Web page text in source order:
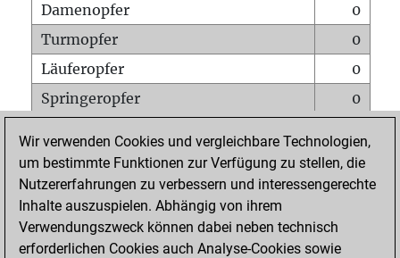
Damenopfer
0
Turmopfer
0
Läuferopfer
0
Springeropfer
0
Matt auf vollem Brett
0
Bauer setzt Matt
0
Erstickte Matts
Unterverwandlungen
Wir verwenden Cookies und vergleichbare Technologien,
um bestimmte Funktionen zur Verfügung zu stellen, die
Nutzererfahrungen zu verbessern und interessengerechte
Inhalte auszuspielen. Abhängig von ihrem
Verwendungszweck können dabei neben technisch
erforderlichen Cookies auch Analyse-Cookies sowie